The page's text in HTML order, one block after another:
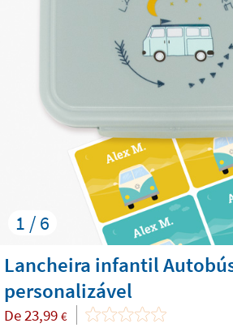
1 / 6
Lancheira infantil
personalizável
De23,99 €